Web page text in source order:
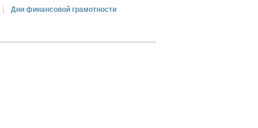
Дни финансовой грамотности